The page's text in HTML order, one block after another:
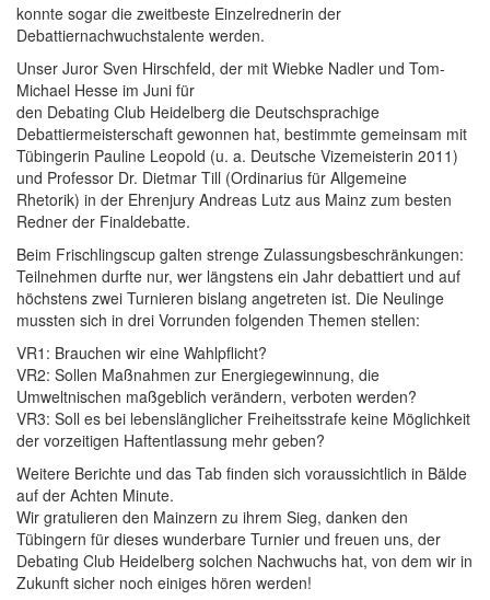
konnte sogar die zweitbeste Einzelrednerin der
Debattiernachwuchstalente werden.
Unser Juror Sven Hirschfeld, der mit Wiebke Nadler und Tom-
Michael Hesse im Juni für
den Debating Club Heidelberg die Deutschsprachige
Debattiermeisterschaft gewonnen hat, bestimmte gemeinsam mit
Tübingerin Pauline Leopold (u. a. Deutsche Vizemeisterin 2011)
und Professor Dr. Dietmar Till (Ordinarius für Allgemeine
Rhetorik) in der Ehrenjury Andreas Lutz aus Mainz zum besten
Redner der Finaldebatte.
Beim Frischlingscup galten strenge Zulassungsbeschränkungen:
Teilnehmen durfte nur, wer längstens ein Jahr debattiert und auf
höchstens zwei Turnieren bislang angetreten ist. Die Neulinge
mussten sich in drei Vorrunden folgenden Themen stellen:
VR1: Brauchen wir eine Wahlpflicht?
VR2: Sollen Maßnahmen zur Energiegewinnung, die
Umweltnischen maßgeblich verändern, verboten werden?
VR3: Soll es bei lebenslänglicher Freiheitsstrafe keine Möglichkeit
der vorzeitigen Haftentlassung mehr geben?
Weitere Berichte und das Tab finden sich voraussichtlich in Bälde
auf der Achten Minute.
Wir gratulieren den Mainzern zu ihrem Sieg, danken den
Tübingern für dieses wunderbare Turnier und freuen uns, der
Debating Club Heidelberg solchen Nachwuchs hat, von dem wir in
Zukunft sicher noch einiges hören werden!